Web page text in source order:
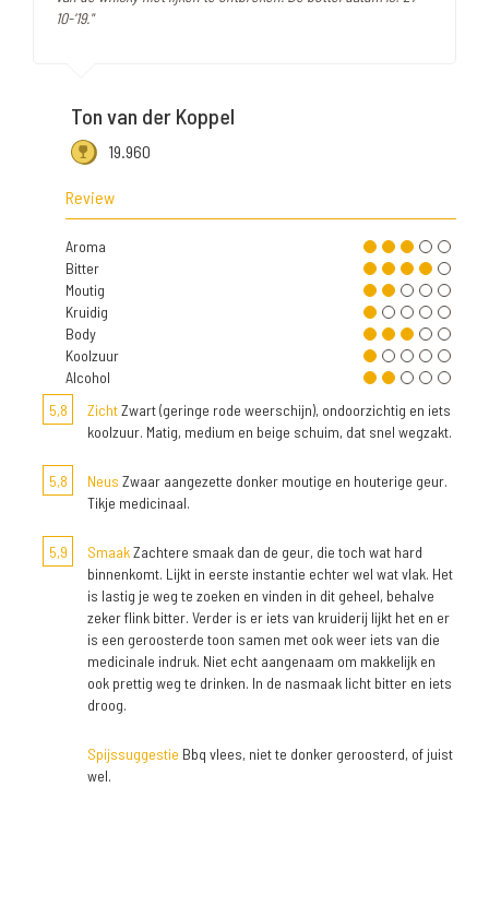
10-'19."
Ton van der Koppel
19.960
Review
Aroma
Bitter
Moutig
Kruidig
Body
Koolzuur
Alcohol
5,8
ZichtZwart (geringe rode weerschijn), ondoorzichtig en iets
koolzuur. Matig, medium en beige schuim, dat snel wegzakt.
5,8 Neus Zwaar aangezette donker moutige en houterige geur.
Tikje medicinaal.
5,9 SmaakZachtere smaak dan de geur, die toch wat hard
binnenkomt. Lijkt in eerste instantie echter wel wat vlak. Het
is lastig je weg te zoeken en vinden in dit geheel, behalve
zeker flink bitter. Verder is er iets van kruiderij lijkt het en er
is een geroosterde toon samen met ook weer iets van die
medicinale indruk. Niet echt aangenaam om makkelijk en
ook prettig weg te drinken. In de nasmaak licht bitter en iets
droog.
Spijssuggestie Bbq vlees, niet te donker geroosterd, of juist
wel.